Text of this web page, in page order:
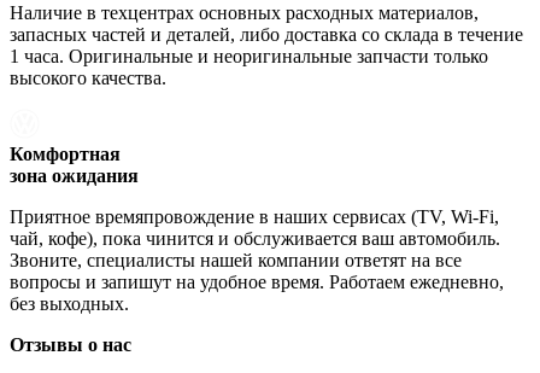
Наличие в техцентрах основных расходных материалов,
запасных частей и деталей, либо доставка со склада в течение
1 часа. Оригинальные и неоригинальные запчасти только
высокого качества.
Комфортная
зона ожидания
Приятное времяпровождение в наших сервисах (TV, Wi-Fi,
чай, кофе), пока чинится и обслуживается ваш автомобиль.
Звоните, специалисты нашей компании ответят на все
вопросы и запишут на удобное время. Работаем ежедневно,
без выходных.
Отзывы о нас